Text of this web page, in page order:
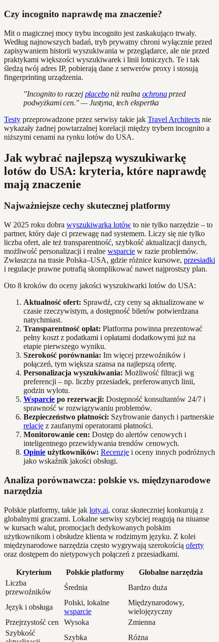
Czy incognito naprawdę ma znaczenie?
Mit o magicznej mocy trybu incognito jest zaskakująco trwały.
Według najnowszych badań, tryb prywatny chroni wyłącznie przed
zapisywaniem historii wyszukiwania w przeglądarce, ale nie przed
praktykami większości wyszukiwarek i linii lotniczych. Te i tak
śledzą twój adres IP, pobierają dane z serwerów proxy i stosują
fingerprinting urządzenia.
"Incognito to raczej placeboniż realna ochronaprzed
podwyżkami cen." — Justyna, tech ekspertka
Testy przeprowadzone przez serwisy takie jak Travel Architects nie
wykazały żadnej powtarzalnej korelacji między trybem incognito a
niższymi cenami na rynku lotów do USA.
Jak wybrać najlepszą wyszukiwarkę
lotów do USA: kryteria, które naprawdę
mają znaczenie
Najważniejsze cechy skutecznej platformy
W 2025 roku dobra wyszukiwarka lotów to nie tylko narzędzie – to
partner, który daje ci przewagę nad systemem. Liczy się nie tylko
liczba ofert, ale też transparentność, szybkość aktualizacji danych,
możliwość personalizacji i realne wsparcie w razie problemów.
Zwłaszcza na trasie Polska–USA, gdzie różnice kursowe, przesiadki
i regulacje prawne potrafią skomplikować nawet najprostszy plan.
Oto 8 kroków do oceny jakości wyszukiwarki lotów do USA:
Aktualność ofert: Sprawdź, czy ceny są aktualizowane w
czasie rzeczywistym, a dostępność biletów potwierdzana
natychmiast.
Transparentność opłat: Platforma powinna prezentować
pełny koszt z podatkami i opłatami dodatkowymi już na
etapie pierwszego wyniku.
Szerokość porównania: Im więcej przewoźników i
połączeń, tym większa szansa na najlepszą ofertę.
Personalizacja wyszukiwania: Możliwość filtracji wg
preferencji – np. liczby przesiadek, preferowanych linii,
godzin wylotu.
Wsparcie po rezerwacji: Dostępność konsultantów 24/7 i
sprawność w rozwiązywaniu problemów.
Bezpieczeństwo płatności: Szyfrowanie danych i partnerskie
relacje z zaufanymi operatorami płatności.
Monitorowanie cen: Dostęp do alertów cenowych i
inteligentnego przewidywania trendów cenowych.
Opinie użytkowników: Recenzje i oceny innych podróżnych
jako wskaźnik jakości obsługi.
Analiza porównawcza: polskie vs. międzynarodowe
narzędzia
Polskie platformy, takie jak loty.ai, coraz skuteczniej konkurują z
globalnymi graczami. Lokalne serwisy szybciej reagują na niuanse
w kursach walut, promocjach dedykowanych polskim
użytkownikom i obsłudze klienta w rodzimym języku. Z kolei
międzynarodowe narzędzia często wygrywają szerokością oferty
oraz dostępem do nietypowych połączeń z przesiadkami.
Kryterium Polskie platformy
Globalne narzędzia
Liczba
przewoźników
Średnia Bardzo duża
Język i obsługa
Polski, lokalne
wsparcie
Międzynarodowy,
wielojęzyczny
Przejrzystość cen
Wysoka
Zmienna
Szybkość
Szybka Różna